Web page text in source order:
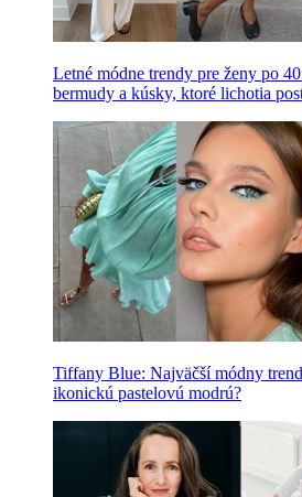
Letné módne trendy pre ženy po
bermudy a kúsky, ktoré lichotia
Tiffany Blue: Najväčší módny
ikonickú pastelovú modrú?